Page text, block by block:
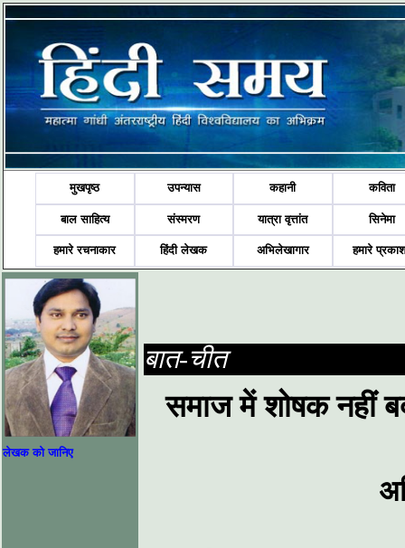
मुखपृष्ठ उपन्यास कहानी कविता
बाल साहित्य संस्मरण यात्रा वृत्तांत सिनेमा
हमारे रचनाकार हिंदी लेखक अभिलेखागार हमारे
लेखक को जानिए
बात-चीत
समाज में शोषक नहीं